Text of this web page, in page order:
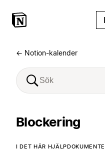
← Notion-kalender
Blockering
I DET HÄR